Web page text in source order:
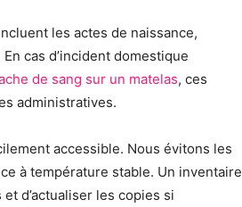
les actes de naissance,
cas d’incident domestique
de sang sur un matelas, ces
administratives.
accessible. Nous évitons les
à température stable. Un inventaire
d’actualiser les copies si